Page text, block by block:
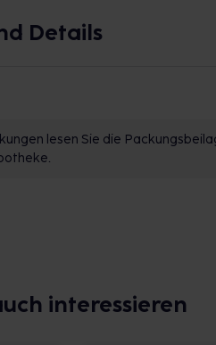
Details
lesen Sie die
interessieren